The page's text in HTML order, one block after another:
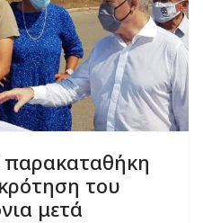
παρακαταθήκη
του
μετά